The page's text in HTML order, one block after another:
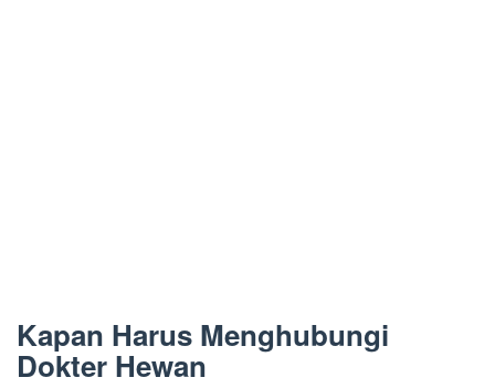
Kapan Harus Menghubungi
Dokter Hewan